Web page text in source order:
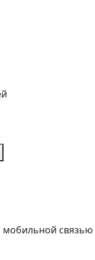
мобильной связью